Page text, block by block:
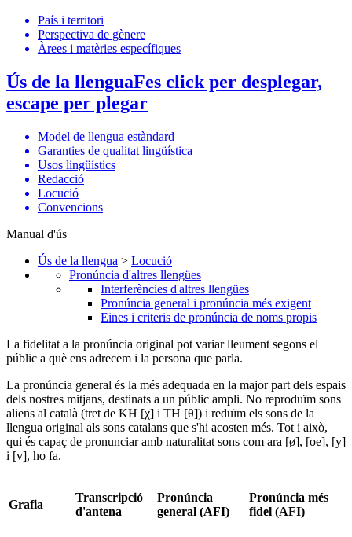
País i territori
Perspectiva de gènere
Àrees i matèries específiques
Ús de la llenguaFes click per desplegar,
escape per plegar
Model de llengua estàndard
Garanties de qualitat lingüística
Usos lingüístics
Redacció
Locució
Convencions
Manual d'ús
Ús de la llengua > Locució
Pronúncia d'altres llengües
Interferències d'altres llengües
Pronúncia general i pronúncia més exigent
Eines i criteris de pronúncia de noms propis
La fidelitat a la pronúncia original pot variar lleument segons el
públic a què ens adrecem i la persona que parla.
La pronúncia general és la més adequada en la major part dels espais
dels nostres mitjans, destinats a un públic ampli. No reproduïm sons
aliens al català (tret de KH [χ] i TH [θ]) i reduïm els sons de la
llengua original als sons catalans que s'hi acosten més. Tot i això,
qui és capaç de pronunciar amb naturalitat sons com ara [ø], [oe], [y]
i [v], ho fa.
Grafia
Transcripció
d'antena
Pronúncia
general (AFI)
Pronúncia més
fidel (AFI)